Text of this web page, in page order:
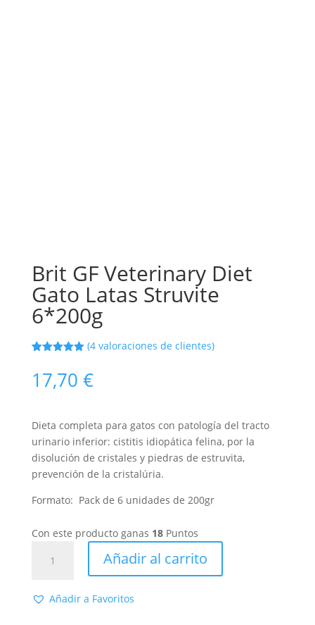
Brit GF Veterinary Diet
Gato Latas Struvite
6*200g
5 en base
clientes
(4 valoraciones de clientes)
17,70 €
Dieta completa para gatos con patología del tracto
urinario inferior: cistitis idiopática felina, por la
disolución de cristales y piedras de estruvita,
prevención de la cristalúria.
Formato: Pack de 6 unidades de 200gr
Con este producto ganas 18Puntos
Diet
Añadir al carrito
Añadir a Favoritos